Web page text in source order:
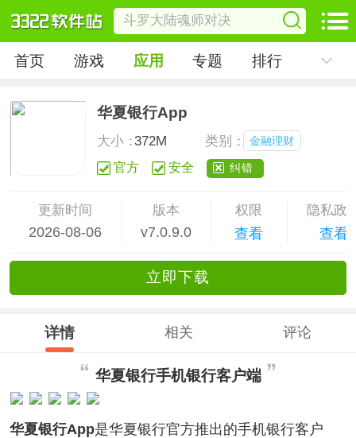
首页 游戏 应用 专题 排行
华夏银行App
大小：372M 类别： 金融理财
官方 安全 纠错
更新时间
2026-08-06
版本
v7.0.9.0
权限
查看
隐私政
查看
立即下载
详情 相关 评论
华夏银行手机银行客户端
华夏银行App是华夏银行官方推出的手机银行客户